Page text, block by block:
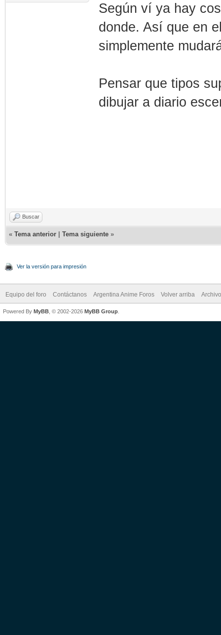
Según ví ya hay
donde. Así que en
simplemente
Pensar que tipos
dibujar a diario
Buscar
« Tema anterior Tema siguiente »
Ver la versión para impresión
Equipo del foro Contáctanos Argentina Anime Foros Volver arriba
Powered By MyBB , © 2002-2026 MyBB Group